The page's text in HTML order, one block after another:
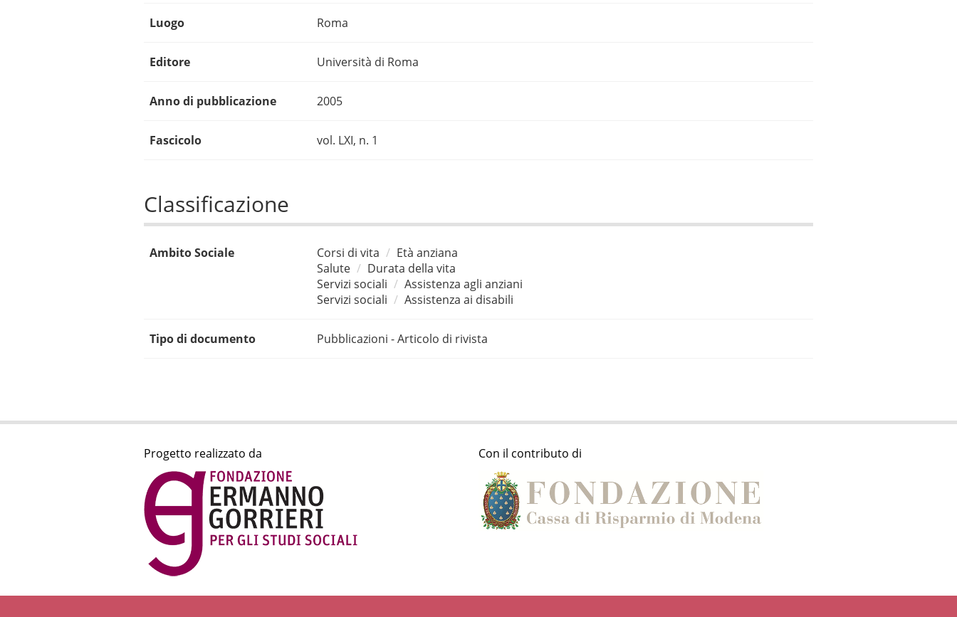
Luogo Roma
Editore Università di Roma
Anno di pubblicazione 2005
Fascicolo vol. LXI, n. 1
Classificazione
Ambito Sociale Corsi di vita
Età anziana
Salute
Durata della vita
Servizi sociali
Assistenza agli anziani
Servizi sociali
Assistenza ai disabili
Tipo di documento Pubblicazioni - Articolo di rivista
Progetto realizzato da Con il contributo di